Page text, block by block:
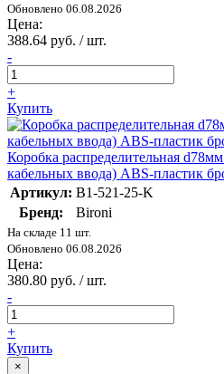
Обновлено 06.08.2026
Цена:
388.64 руб. / шт.
-
+
Купить
Коробка распределительная
кабельных ввода) ABS-пластик
Артикул: B1-521-25-K
Бренд:
Bironi
На складе 11 шт.
Обновлено 06.08.2026
Цена:
380.80 руб. / шт.
-
+
Купить
×